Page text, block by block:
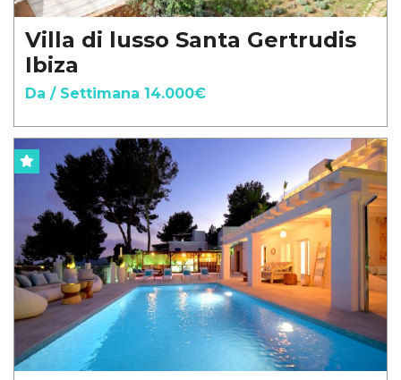
Villa di lusso Santa Gertrudis
Ibiza
Da / Settimana 14.000€